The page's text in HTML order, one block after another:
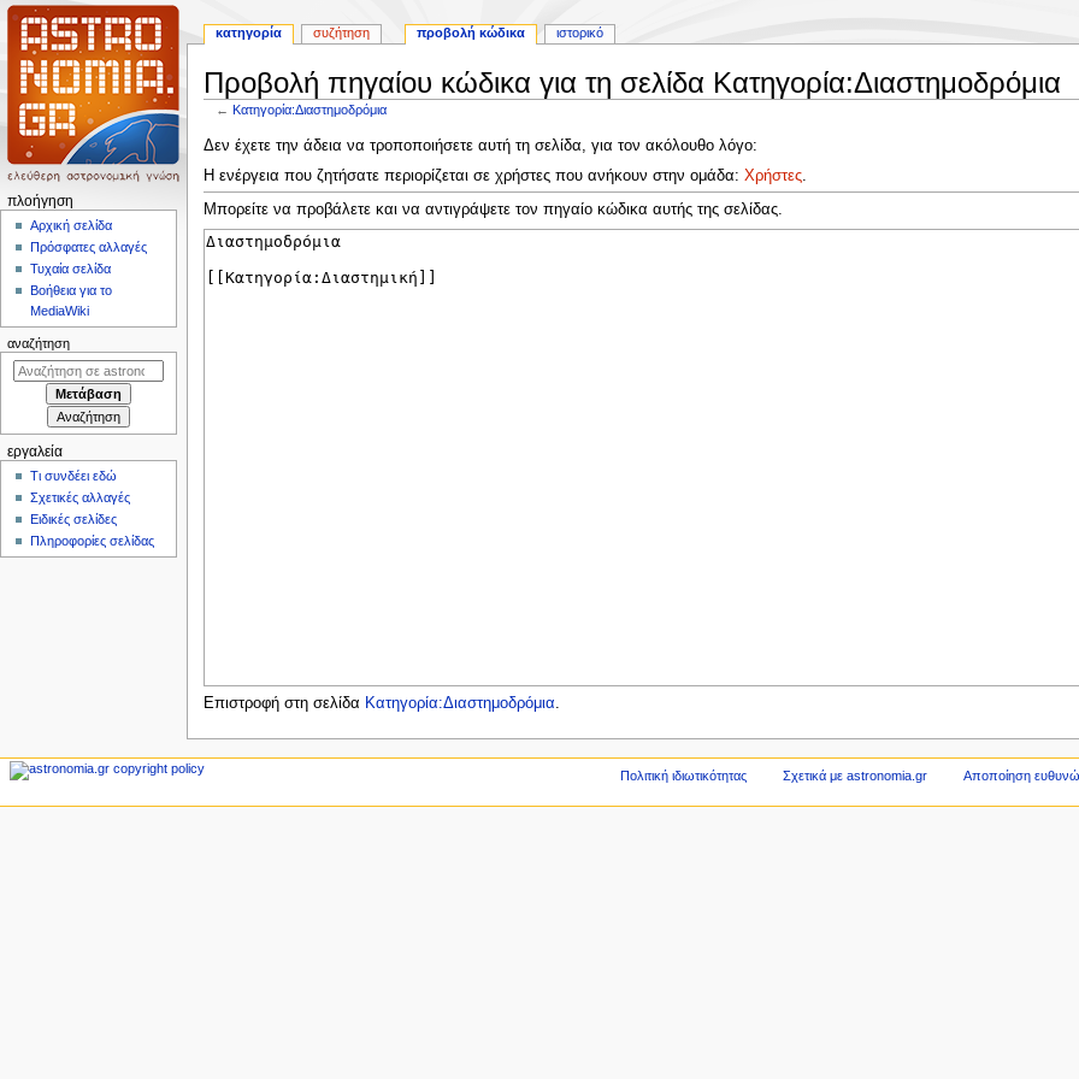
Προβολή πηγαίου κώδικα για τη σελίδα Κατηγορία:Διαστημοδρόμια
← Κατηγορία:Διαστημοδρόμια
Πήδηση
στην
πλοήγηση
Πήδηση
στην
αναζήτηση
Δεν έχετε την άδεια να τροποποιήσετε αυτή τη σελίδα, για τον ακόλουθο λόγο:
Η ενέργεια που ζητήσατε περιορίζεται σε χρήστες που ανήκουν στην ομάδα: Χρήστες.
Μπορείτε να προβάλετε και να αντιγράψετε τον πηγαίο κώδικα αυτής της σελίδας.
Επιστροφή στη σελίδα Κατηγορία:Διαστημοδρόμια.
Μ
π
γ
η
κατηγορία συζήτηση προβολή κώδικα ιστορικό
πλοήγηση
Αρχική σελίδα
Πρόσφατες αλλαγές
Τυχαία σελίδα
Βοήθεια για το
MediaWiki
αναζήτηση
εργαλεία
Τι συνδέει εδώ
Σχετικές αλλαγές
Ειδικές σελίδες
Πληροφορίες σελίδας
Πολιτική ιδιωτικότητας Σχετικά με astronomia.gr Αποποίηση